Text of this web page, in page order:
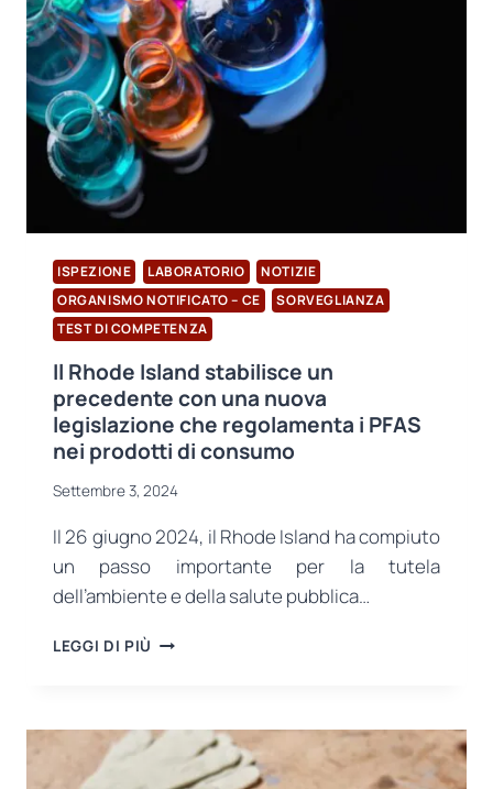
LE
DOMANDE
PER
I
TEST
DI
CARICA
BIOLOGICA
ISO
11737-
1
ISPEZIONE LABORATORIO
NOTIZIE
ORGANISMO NOTIFICATO – CE
SORVEGLIANZA
TEST DI COMPETENZA
Il Rhode Island stabilisce un
precedente con una nuova
legislazione che regolamenta i PFAS
nei prodotti di consumo
Settembre 3, 2024
Il 26 giugno 2024, il Rhode Island ha compiuto
un passo importante per la tutela
dell’ambiente e della salute pubblica…
LEGGI DI PIÙ
UN
PRECEDENTE
CON